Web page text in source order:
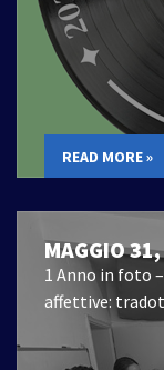
READ MORE »
MAGGIO
1 Anno in foto
affettive: